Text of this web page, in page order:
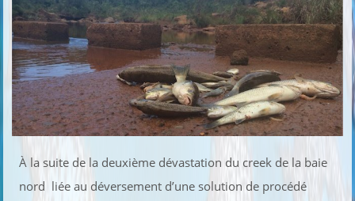
À la suite de la deuxième dévastation du creek de la baie
nord liée au déversement d’une solution de procédé